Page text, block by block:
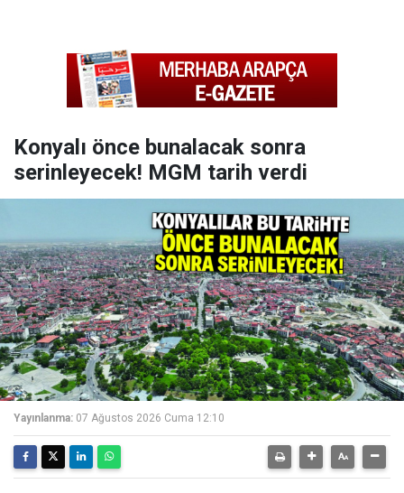
Konyalı önce bunalacak sonra
serinleyecek! MGM tarih verdi
Yayınlanma: 07 Ağustos 2026 Cuma 12:10